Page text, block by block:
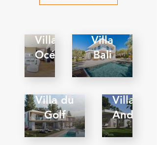
Villa
Océan
Villa
Bali
Villa du
Golf
Villa
Andrea